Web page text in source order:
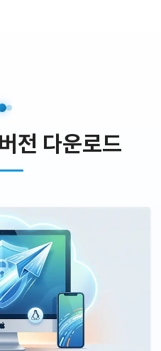
전 다운로드